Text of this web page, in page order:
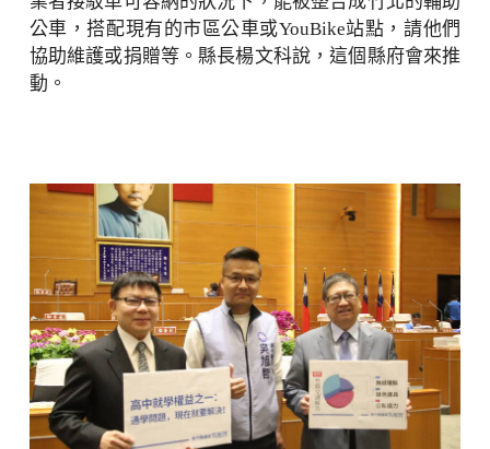
公車，搭配現有的市區公車或YouBike站點，請他們
協助維護或捐贈等。縣長楊文科說，這個縣府會來推
動。